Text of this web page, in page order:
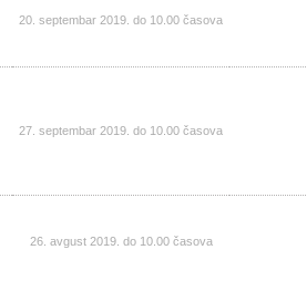
20. septembar 2019. do 10.00 časova
27. septembar 2019. do 10.00 časova
26. avgust 2019. do 10.00 časova